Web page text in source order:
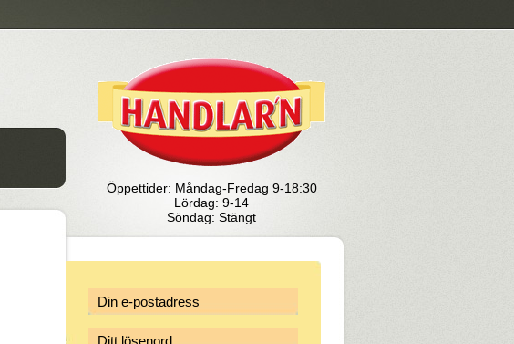
Öppettider: Måndag-Fredag 9-18:30
Lördag: 9-14
Söndag: Stängt